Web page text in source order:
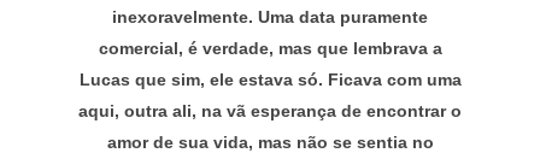
inexoravelmente. Uma data puramente
comercial, é verdade, mas que lembrava a
Lucas que sim, ele estava só. Ficava com uma
aqui, outra ali, na vã esperança de encontrar o
amor de sua vida, mas não se sentia no